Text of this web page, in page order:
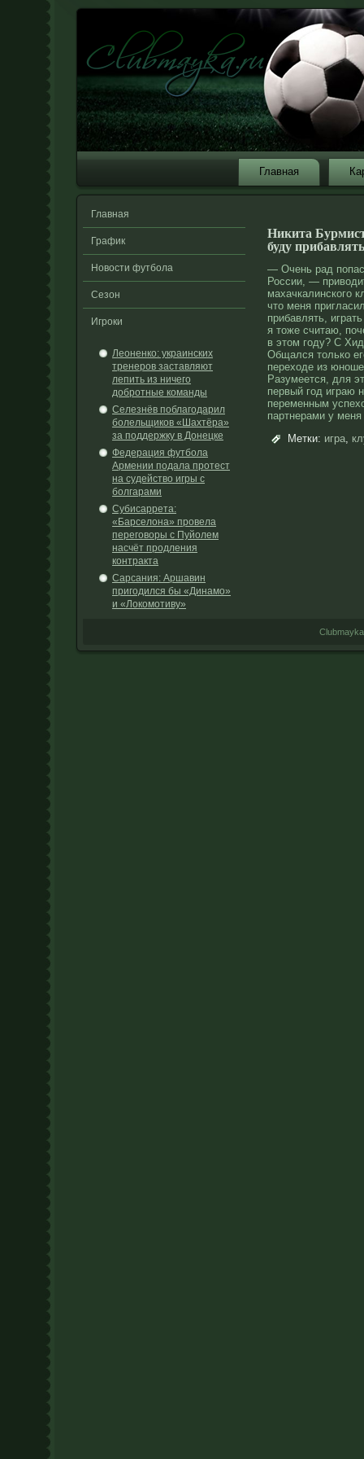
Главная
Главная
График
Новости футбола
Сезон
Игроки
Леоненко: украинских
тренеров заставляют
лепить из ничего
добротные команды
Селезнёв поблагодарил
болельщиков «Шахтёра»
за поддержку в Донецке
Федерация футбола
Армении подала протест
на судейство игры с
болгарами
Субисаррета:
«Барселона» провела
переговоры с Пуйолем
насчёт продления
контракта
Сарсания: Аршавин
пригодился бы «Динамо»
и «Локомотиву»
Никита
буду
— Очень рад
России, —
махачкалинского
что меня
прибавлять,
я тоже считаю,
в этом году? С
Общался только
переходе из
Разумеется, для
первый год играю
переменным
партнерами у
Метки: игра,